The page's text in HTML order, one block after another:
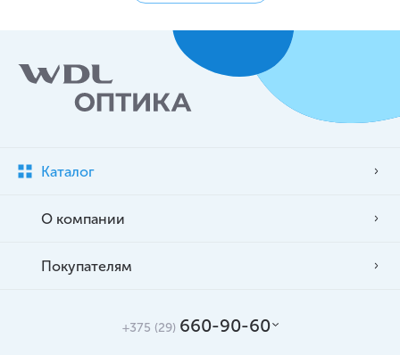
Каталог
О компании
Покупателям
+375 (29) 660-90-60